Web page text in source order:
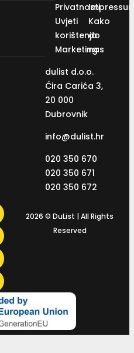
Privatnosti
Uvjeti
korištenja
Marketing
Kako
do
nas
dulist d.o.o.
Ćira Carića 3,
20 000
Dubrovnik
info@dulist.hr
020 350 670
020 350 671
020 350 672
2026 © DuList | All Rights
Reserved